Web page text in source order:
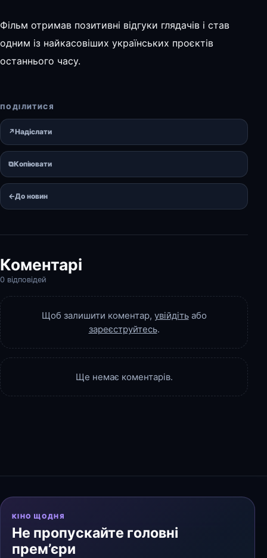
Фільм отримав позитивні відгуки глядачів і став
одним із найкасовіших українських проєктів
останнього часу.
ПОДІЛИТИСЯ
↗Надіслати
⧉Копіювати
←До новин
Коментарі
0 відповідей
Щоб залишити коментар, увійдітьабо
зареєструйтесь.
Ще немає коментарів.
КІНО ЩОДНЯ
Не пропускайте головні
прем’єри